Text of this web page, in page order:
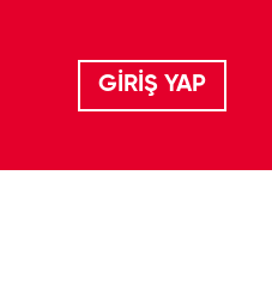
GİRİŞ YAP